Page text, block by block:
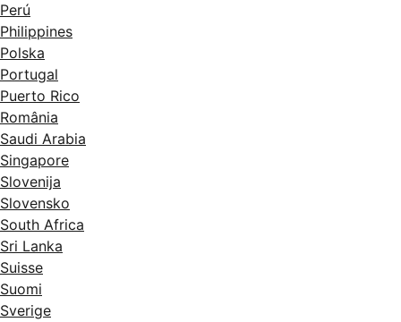
Perú
Philippines
Polska
Portugal
Puerto Rico
România
Saudi Arabia
Singapore
Slovenija
Slovensko
South Africa
Sri Lanka
Suisse
Suomi
Sverige